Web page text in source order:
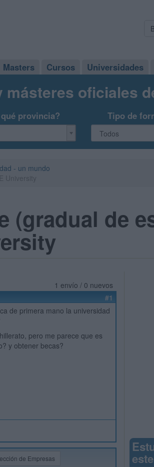
Masters Cursos Universidades
oficiales
provincia? Tipo de
- un mundo
(gradual de
1 envío / 0 nuevos
#1
de primera mano la universidad
pero me parece que es
y obtener becas?
de Empresas